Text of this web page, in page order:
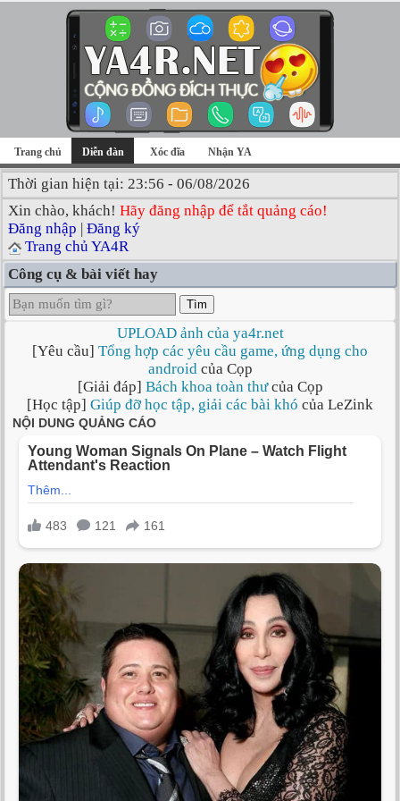
Trang chủ Diễn đàn Xóc đĩa Nhận YA
Thời gian hiện tại: 23:56 - 06/08/2026
Xin chào, khách! Hãy đăng nhập để tắt quảng cáo!
Đăng nhập | Đăng ký
Trang chủ YA4R
Công cụ & bài viết hay
Tìm
UPLOAD ảnh của ya4r.net
[Yêu cầu] Tổng hợp các yêu cầu game, ứng dụng cho
androidcủa Cọp
[Giải đáp] Bách khoa toàn thưcủa Cọp
[Học tập] Giúp đỡ học tập, giải các bài khó của LeZink